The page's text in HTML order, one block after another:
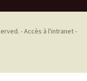
-Accès à l'intranet-